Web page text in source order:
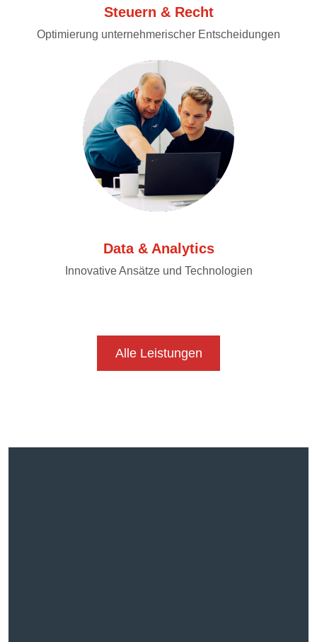
Steuern & Recht
Optimierung unternehmerischer Entscheidungen
Data & Analytics
Innovative Ansätze und Technologien
Alle Leistungen